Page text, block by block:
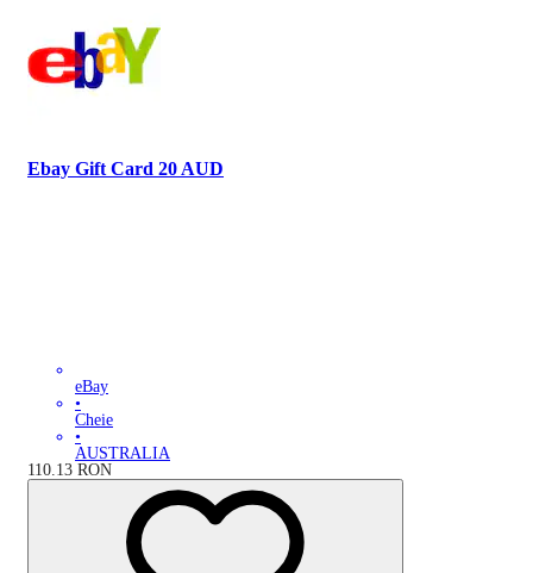
Ebay Gift Card 20 AUD
eBay
•
Cheie
•
AUSTRALIA
110.13 RON